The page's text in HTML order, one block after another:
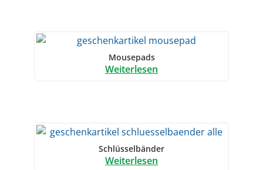
Mousepads
Weiterlesen
Schlüsselbänder
Weiterlesen